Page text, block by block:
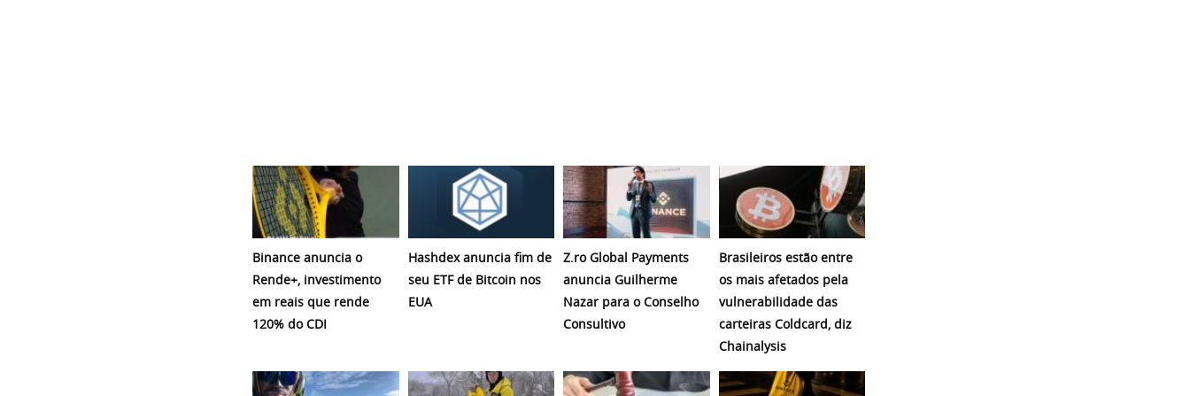
Binance anuncia o
Rende+, investimento
em reais que rende
120% do CDI
Hashdex anuncia fim de
seu ETF de Bitcoin nos
EUA
Z.ro Global Payments
anuncia Guilherme
Nazar para o Conselho
Consultivo
Brasileiros estão entre
os mais afetados pela
vulnerabilidade das
carteiras Coldcard, diz
Chainalysis